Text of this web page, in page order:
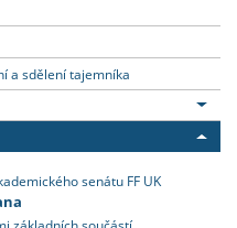
a sdělení tajemníka
senátu FF UK
základních součástí